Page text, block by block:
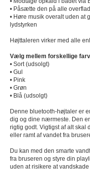
• Påsætte den på alle
• Høre musik overalt uden at
lydstyrken
Højttaleren virker med alle
Vælg mellem forskellige
• Sort (udsolgt)
• Gul
• Pink
• Grøn
• Blå (udsolgt)
Denne bluetooth-højtaler er
dig og dine nærmeste. Den
rigtig godt. Vigtigst af alt skal
eller ramt af vandet fra
Du kan med den smarte
fra bruseren og styre din
uden at risikere at